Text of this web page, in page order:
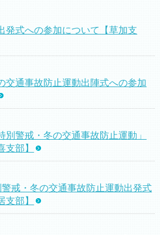
発式への参加について【草加支
交通事故防止運動出陣式への参加
別警戒・冬の交通事故防止運動」
部】
戒・冬の交通事故防止運動出発式
部】